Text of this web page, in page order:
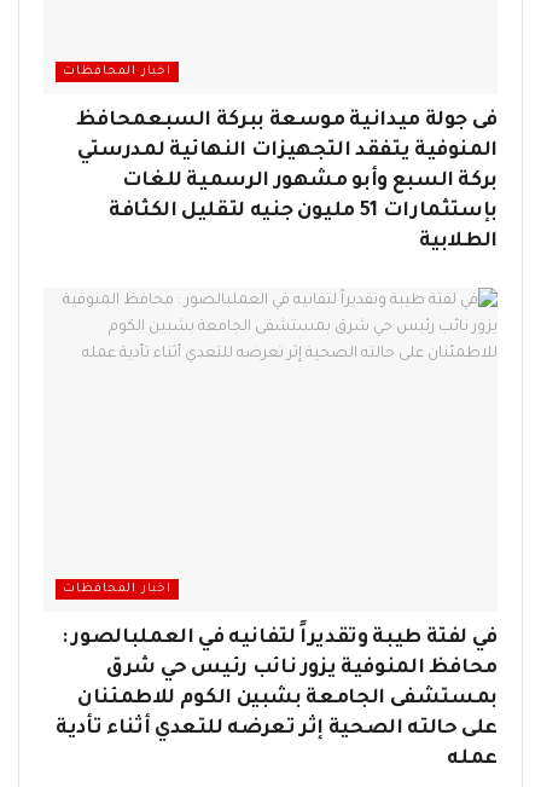
اخبار المحافظات
فى جولة ميدانية موسعة ببركة السبعمحافظ
المنوفية يتفقد التجهيزات النهائية لمدرستي
بركة السبع وأبو مشهور الرسمية للغات
بإستثمارات 51 مليون جنيه لتقليل الكثافة
الطلابية
اخبار المحافظات
في لفتة طيبة وتقديراً لتفانيه في العملبالصور :
محافظ المنوفية يزور نائب رئيس حي شرق
بمستشفى الجامعة بشبين الكوم للاطمئنان
على حالته الصحية إثر تعرضه للتعدي أثناء تأدية
عمله